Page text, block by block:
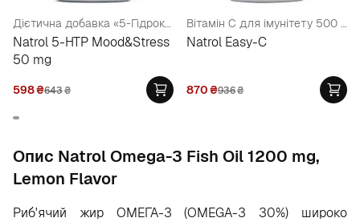
Дієтична добавка «5-Гідрокситриптофан», 50 мг
Natrol 5-HTP Mood&Stress
50 mg
598₴643₴
Вітамін С для імунітету 500 мг
Natrol Easy-C
870₴936₴
Опис Natrol Omega-3 Fish Oil 1200 mg,
Lemon Flavor
Риб'ячий жир ОМЕГА-3 (OMEGA-3 30%) широко